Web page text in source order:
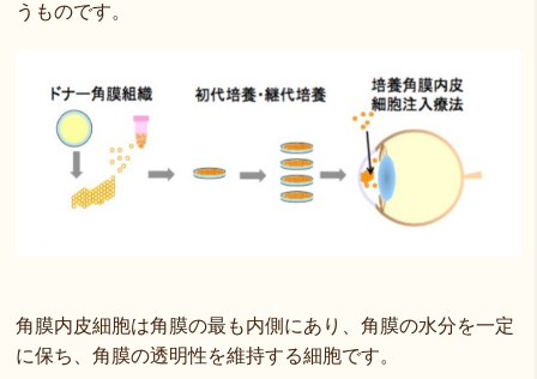
うものです。
角膜内皮細胞は角膜の最も内側にあり、角膜の水分を一定
に保ち、角膜の透明性を維持する細胞です。